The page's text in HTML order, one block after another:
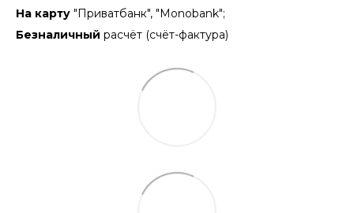
На карту "Приватбанк", "Monobank";
Безналичный расчёт (счёт-фактура)